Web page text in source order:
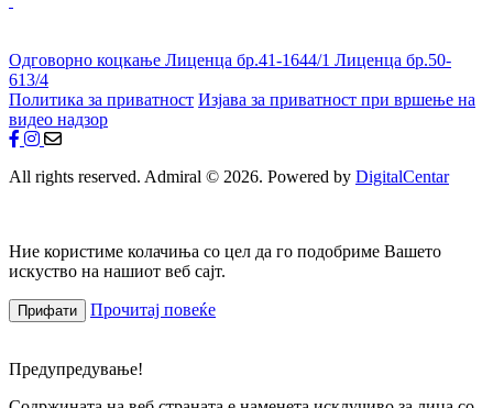
Одговорно коцкање Лиценца бр.41-1644/1 Лиценца бр.50-
613/4
Политика за приватност Изјава за приватност при вршење на
видео надзор
All rights reserved. Admiral © 2026. Powered by DigitalCentar
Ние користиме колачиња со цел да го подобриме Вашето
искуство на нашиот веб сајт.
Прифати Прочитај повеќе
Предупредување!